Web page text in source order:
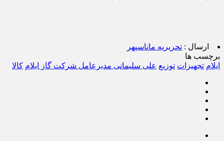
ارسال : تحریریه ماناسپهر
برچسب ها
ایلام تجهیزات توزیع علی سلیمانی مدیرعامل شرکت گاز ایلام کالا